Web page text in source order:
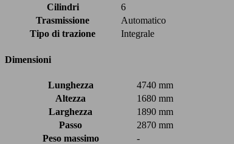
Cilindri
6
Trasmissione
Automatico
Tipo di trazione
Integrale
Dimensioni
Lunghezza
4740 mm
Altezza
1680 mm
Larghezza
1890 mm
Passo
2870 mm
Peso massimo
-